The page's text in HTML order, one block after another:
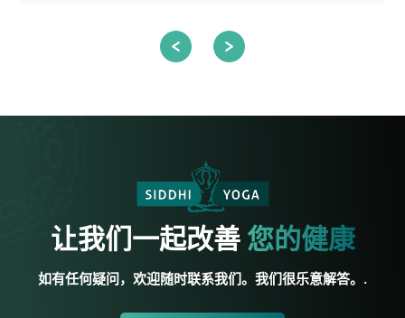
让我们一起改善 您的健康
如有任何疑问，欢迎随时联系我们。我们很乐意解答。.